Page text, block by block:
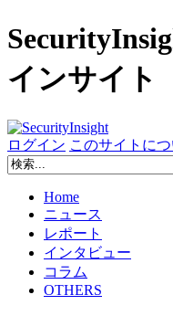
インサイト
ログイン このサイトに
Home
ニュース
レポート
インタビュー
コラム
OTHERS